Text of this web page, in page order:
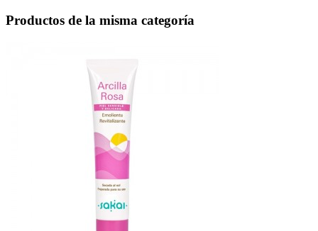
Productos de la misma categoría